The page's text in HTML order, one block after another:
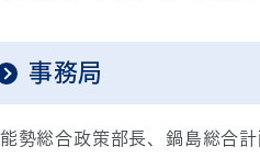
事務局
能勢総合政策部長、鍋島総合